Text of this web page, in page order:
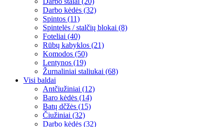
Darbo kėdės (32)
Spintos (11)
Spintelės / stalčių blokai (8)
Foteliai (40)
Rūbų kabyklos (21)
Komodos (50)
Lentynos (19)
Žurnaliniai staliukai (68)
Visi baldai
Antčiužiniai (12)
Baro kėdės (14)
Batų dčžės (15)
Čiužiniai (32)
Darbo kėdės (32)